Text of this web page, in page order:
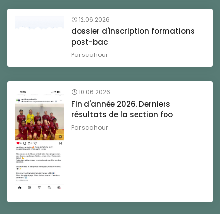
12.06.2026
dossier d'inscription formations
post-bac
Par scahour
10.06.2026
Fin d'année 2026. Derniers
résultats de la section foo
Par scahour